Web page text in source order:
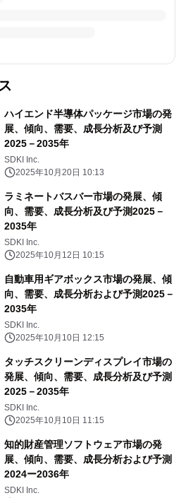
ハイエンド半導体パッケージ市場の発
展、傾向、需要、成長分析及び予測
2025－2035年
SDKI Inc.
2025年10月20日 10:13
ラミネートバスバー市場の発展、傾
向、需要、成長分析及び予測2025－
2035年
SDKI Inc.
2025年10月12日 10:15
自動車用ギアボックス市場の発展、傾
向、需要、成長分析および予測2025－
2035年
SDKI Inc.
2025年10月10日 12:15
タッチスクリーンディスプレイ市場の
発展、傾向、需要、成長分析及び予測
2025－2035年
SDKI Inc.
2025年10月10日 11:15
知的財産管理ソフトウェア市場の発
展、傾向、需要、成長分析および予測
2024ー2036年
SDKI Inc.